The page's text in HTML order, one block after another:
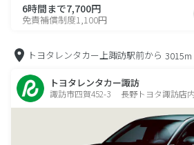
6時間まで7,700円
免責補償制度1,100円
トヨタレンタカー上諏訪駅前から 3015m
トヨタレンタカー諏訪
諏訪市四賀452-3 長野トヨタ諏訪店内